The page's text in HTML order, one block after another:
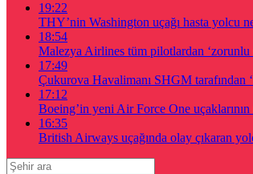
19:22
THY’nin Washington uçağı hasta yolcu
18:54
Malezya Airlines tüm pilotlardan ‘zorunlu
17:49
Çukurova Havalimanı SHGM tarafından
17:12
Boeing’in yeni Air Force One
16:35
British Airways uçağında olay çıkaran